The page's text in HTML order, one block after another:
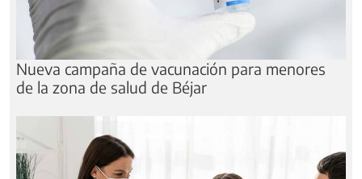
Nueva campaña de vacunación para menores
de la zona de salud de Béjar